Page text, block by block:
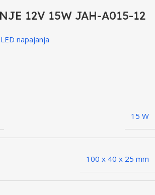
12V 15W JAH-A015-12
LED napajanja
15 W
100 x 40 x 25 mm